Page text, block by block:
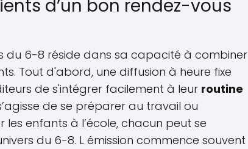
d’un bon rendez-vous
du 6-8 réside dans sa capacité à combiner
Tout d'abord, une diffusion à heure fixe
de s'intégrer facilement à leur routine
s’agisse de se préparer au travail ou
enfants à l’école, chacun peut se
du 6-8. L émission commence souvent